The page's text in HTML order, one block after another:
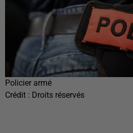
Policier armé
Crédit : Droits réservés